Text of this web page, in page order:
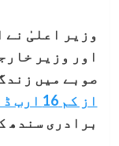
وزیر اعلیٰ نے
اور وزیر
صوبے میں
از کم 16 ارب ڈالر درکار ہیں
برادری سندھ